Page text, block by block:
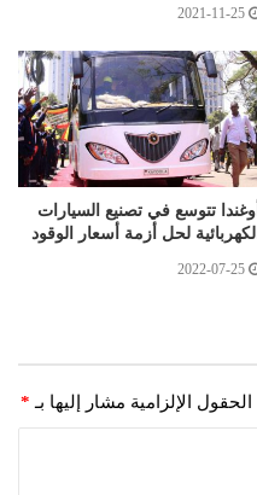
2021-11-25
أوغندا تتوسع في تصنيع السيارات
الكهربائية لحل أزمة أسعار الوقود
2022-07-25
الحقول الإلزامية مشار إليها بـ *